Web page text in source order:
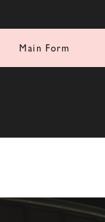
Main Form